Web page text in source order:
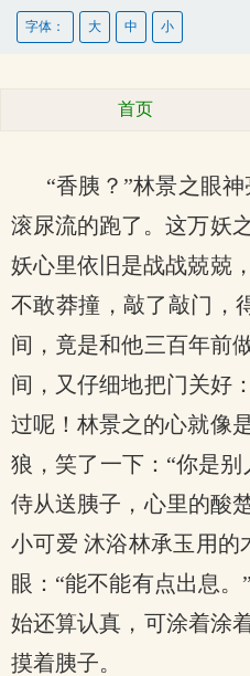
字体： 大 中 小
首页
“香胰？”林景之眼
滚尿流的跑了。这万妖
妖心里依旧是战战兢兢
不敢莽撞，敲了敲门，
间，竟是和他三百年前
间，又仔细地把门关好
过呢！林景之的心就像
狼，笑了一下：“你是
侍从送胰子，心里的酸
小可爱 沐浴林承玉用的
眼：“能不能有点出息
始还算认真，可涂着涂
摸着胰子。